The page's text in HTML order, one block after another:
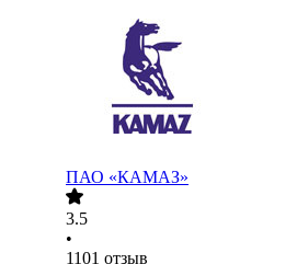
ПАО «КАМАЗ»
3.5
•
1101 отзыв